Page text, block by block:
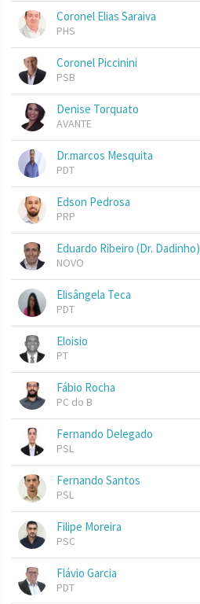
Coronel Elias Saraiva
PHS
Coronel Piccinini
PSB
Denise Torquato
AVANTE
Dr.marcos Mesquita
PDT
Edson Pedrosa
PRP
Eduardo Ribeiro (Dr. Dadinho)
NOVO
Elisângela Teca
PDT
Eloisio
PT
Fábio Rocha
PC do B
Fernando Delegado
PSL
Fernando Santos
PSL
Filipe Moreira
PSC
Flávio Garcia
PDT